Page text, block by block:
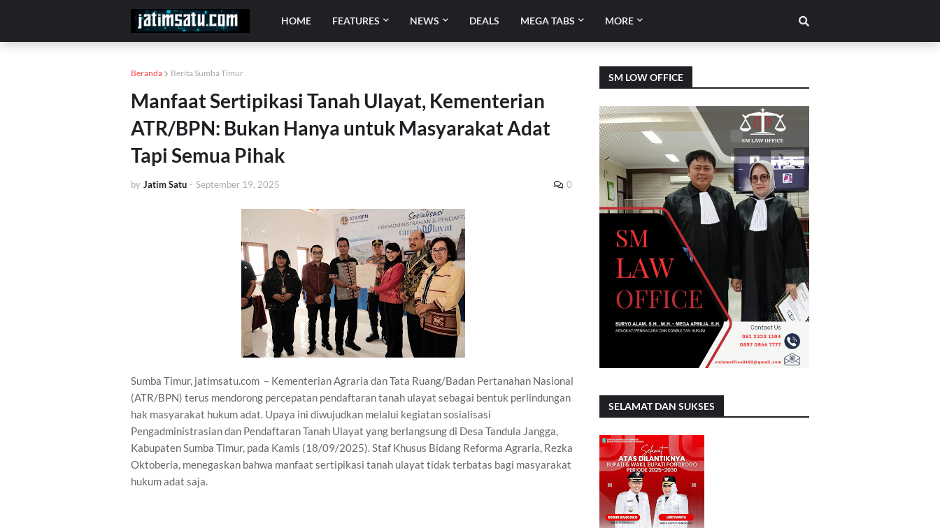
HOME FEATURES NEWS DEALS MEGA TABS MORE
Beranda Berita Sumba Timur
Manfaat Sertipikasi Tanah Ulayat, Kementerian
ATR/BPN: Bukan Hanya untuk Masyarakat Adat
Tapi Semua Pihak
by Jatim Satu - September 19, 2025 0
Sumba Timur, jatimsatu.com – Kementerian Agraria dan Tata Ruang/Badan Pertanahan Nasional
(ATR/BPN) terus mendorong percepatan pendaftaran tanah ulayat sebagai bentuk perlindungan
hak masyarakat hukum adat. Upaya ini diwujudkan melalui kegiatan sosialisasi
Pengadministrasian dan Pendaftaran Tanah Ulayat yang berlangsung di Desa Tandula Jangga,
Kabupaten Sumba Timur, pada Kamis (18/09/2025). Staf Khusus Bidang Reforma Agraria, Rezka
Oktoberia, menegaskan bahwa manfaat sertipikasi tanah ulayat tidak terbatas bagi masyarakat
hukum adat saja.
SM LOW OFFICE
SELAMAT DAN SUKSES